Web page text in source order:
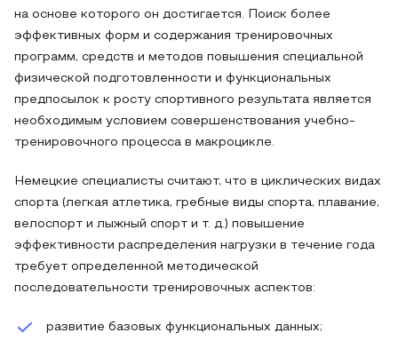
на основе которого он достигается. Поиск более
эффективных форм и содержания тренировочных
программ, средств и методов повышения специальной
физической подготовленности и функциональных
предпосылок к росту спортивного результата является
необходимым условием совершенствования учебно-
тренировочного процесса в макроцикле.
Немецкие специалисты считают, что в циклических видах
спорта (легкая атлетика, гребные виды спорта, плавание,
велоспорт и лыжный спорт и т. д.) повышение
эффективности распределения нагрузки в течение года
требует определенной методической
последовательности тренировочных аспектов:
развитие базовых функциональных данных;